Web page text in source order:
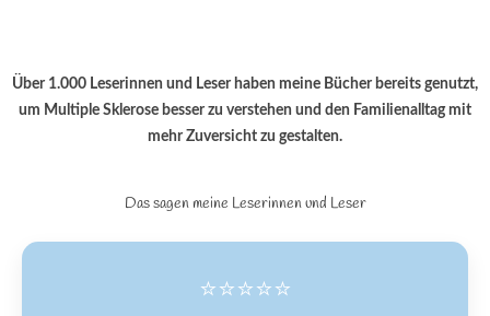
Über 1.000 Leserinnen und Leser haben meine Bücher bereits genutzt,
um Multiple Sklerose besser zu verstehen und den Familienalltag mit
mehr Zuversicht zu gestalten.
Das sagen meine Leserinnen und Leser
⭐⭐⭐⭐⭐